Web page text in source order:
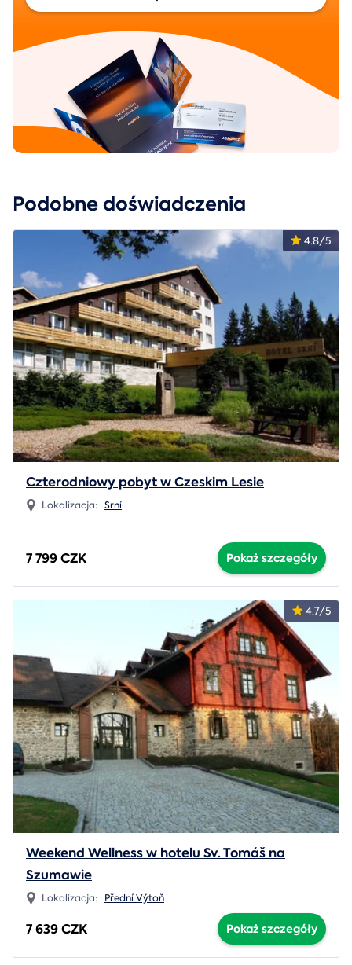
Podobne doświadczenia
4.8/5
Czterodniowy pobyt w Czeskim Lesie
Lokalizacja: Srní
7 799 CZK Pokaż szczegóły
4.7/5
Weekend Wellness w hotelu Sv. Tomáš na
Szumawie
Lokalizacja: Přední Výtoň
7 639 CZK Pokaż szczegóły